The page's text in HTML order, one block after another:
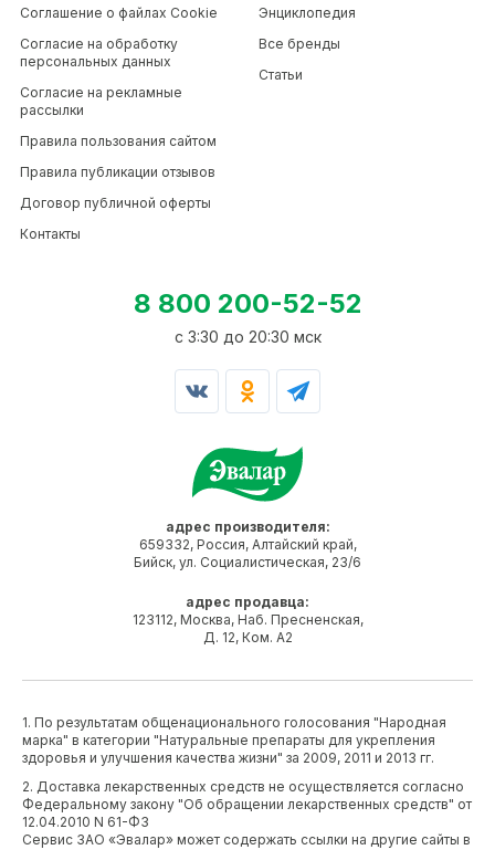
адрес производителя:
659332, Россия, Алтайский край,
Бийск, ул. Социалистическая, 23/6
адрес продавца:
123112, Москва, Наб. Пресненская,
Д. 12, Ком. А2
Соглашение о файлах Cookie
Согласие на обработку
персональных данных
Согласие на рекламные
рассылки
Правила пользования сайтом
Правила публикации отзывов
Договор публичной оферты
Контакты
Энциклопедия
Все бренды
Статьи
8 800 200-52-52
c 3:30 до 20:30 мск
1. По результатам общенационального голосования "Народная
марка" в категории "Натуральные препараты для укрепления
здоровья и улучшения качества жизни" за 2009, 2011 и 2013 гг.
2. Доставка лекарственных средств не осуществляется согласно
Федеральному закону "Об обращении лекарственных средств" от
12.04.2010 N 61-ФЗ
Сервис ЗАО «Эвалар» может содержать ссылки на другие сайты в